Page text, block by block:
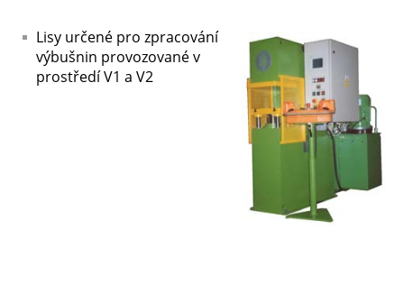
Lisy určené pro zpracování
výbušnin provozované v
prostředí V1 a V2